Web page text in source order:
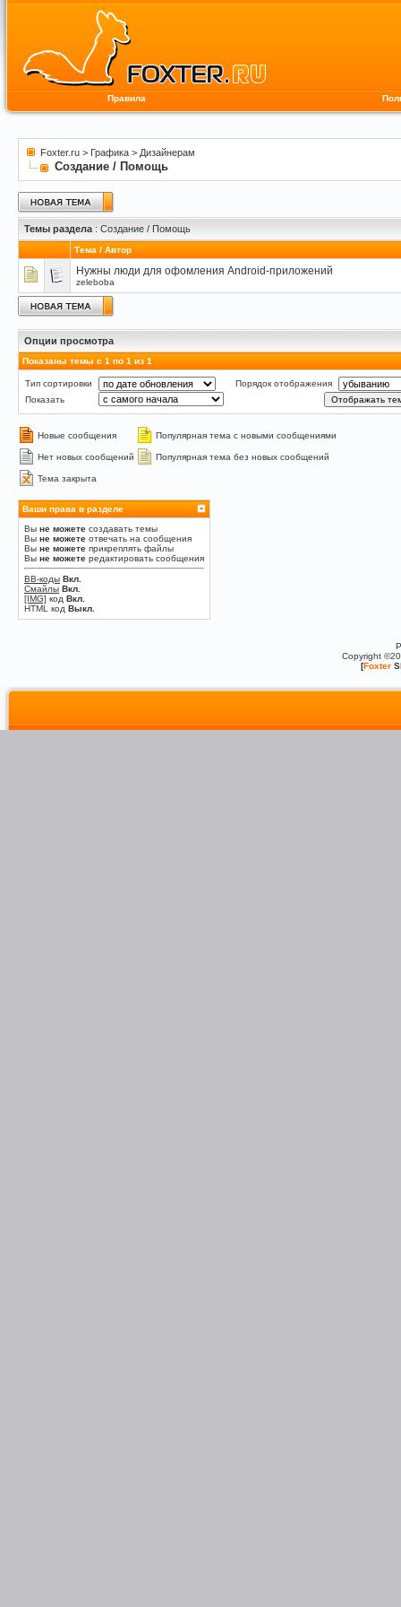
Правила
Foxter.ru > Графика > Дизайнерам
Создание / Помощь
Темы раздела : Создание / Помощь
Тема / Автор
Нужны люди для офомления Android-приложений
zeleboba
Опции просмотра
Показаны темы с 1 по 1 из 1
Тип сортировки
Порядок отображения
Показать
Новые сообщения Популярная тема с новыми сообщениями
Нет новых сообщений Популярная тема без новых сообщений
Тема закрыта
Ваши права в разделе
Вы не можете создавать темы
Вы не можете отвечать на сообщения
Вы не можете прикреплять файлы
Вы не можете редактировать сообщения
BB-коды Вкл.
Смайлы Вкл.
[IMG] код Вкл.
HTML код Выкл.
Copyright
[Foxter